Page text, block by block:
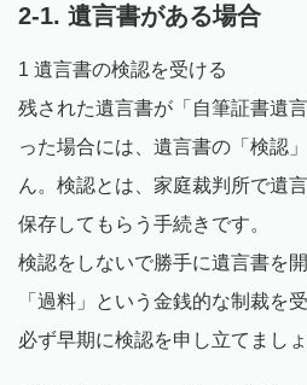
2-1. 遺言書がある場合
1 遺言書の検認を受ける
残された遺言書が「自筆証書遺
った場合には、遺言書の「検認
ん。検認とは、家庭裁判所で遺
保存してもらう手続きです。
検認をしないで勝手に遺言書を
「過料」という金銭的な制裁を
必ず早期に検認を申し立てましょ